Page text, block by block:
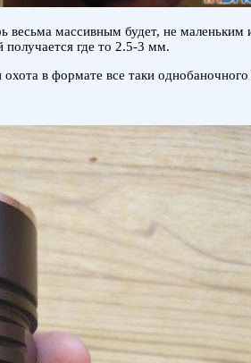
весьма массивным будет, не
получается где то 2.5-3 мм.
охота в формате все таки